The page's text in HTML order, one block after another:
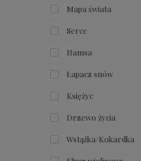
Mapa świata
Serce
Hamsa
Łapacz snów
Księżyc
Drzewo życia
Wstążka/Kokardka